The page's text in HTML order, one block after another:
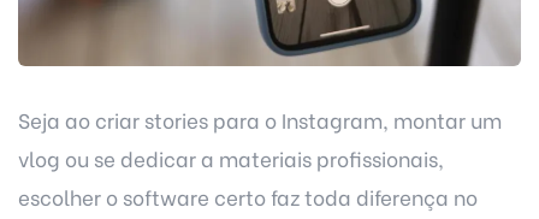
Seja ao criar stories para o Instagram, montar um
vlog ou se dedicar a materiais profissionais,
escolher o software certo faz toda diferença no